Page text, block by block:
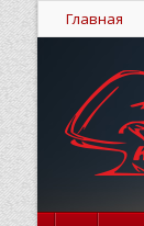
Главная